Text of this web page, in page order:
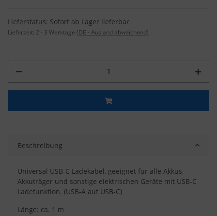
Lieferstatus: Sofort ab Lager lieferbar
Lieferzeit: 2 - 3 Werktage (DE - Ausland abweichend)
Beschreibung
Universal USB-C Ladekabel, geeignet für alle Akkus,
Akkuträger und sonstige elektrischen Geräte mit USB-C
Ladefunktion. (USB-A auf USB-C)
Länge: ca. 1 m